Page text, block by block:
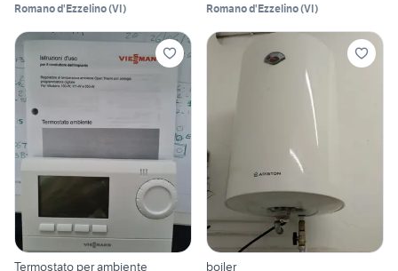
Romano d'Ezzelino(VI) Romano d'Ezzelino(VI)
Termostato per ambiente
boiler